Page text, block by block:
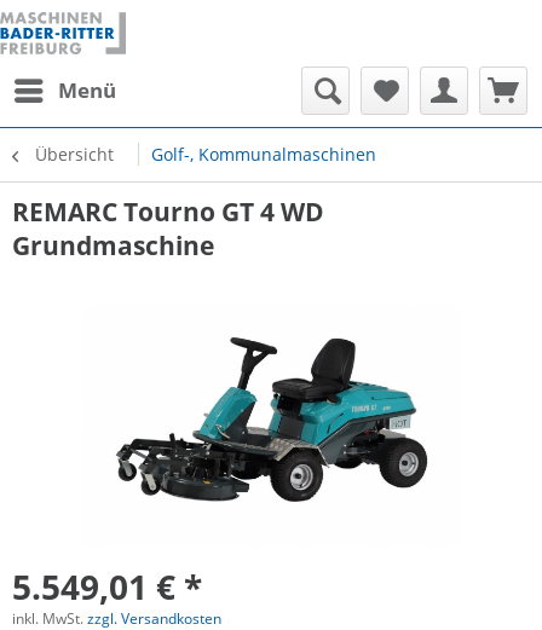
Menü
Übersicht Golf-, Kommunalmaschinen
REMARC Tourno GT 4 WD
Grundmaschine
5.549,01 € *
inkl. MwSt.zzgl. Versandkosten